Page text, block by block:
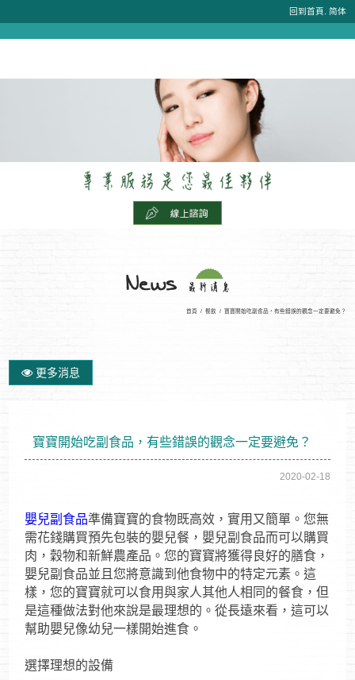
回到首頁. 简体
首頁 / 餐飲 / 寶寶開始吃副食品，有些錯誤的觀念一定要避免？
更多消息
寶寶開始吃副食品，有些錯誤的觀念一定要避免？
2020-02-18
嬰兒副食品準備寶寶的食物既高效，實用又簡單。您無
需花錢購買預先包裝的嬰兒餐，嬰兒副食品而可以購買
肉，穀物和新鮮農產品。您的寶寶將獲得良好的膳食，
嬰兒副食品並且您將意識到他食物中的特定元素。這
樣，您的寶寶就可以食用與家人其他人相同的餐食，但
是這種做法對他來說是最理想的。從長遠來看，這可以
幫助嬰兒像幼兒一樣開始進食。
選擇理想的設備